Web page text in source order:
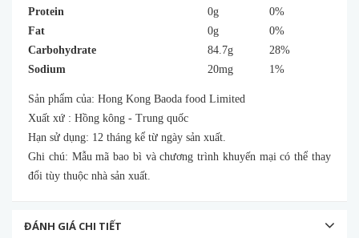
Protein
0g
0%
Fat
0g
0%
Carbohydrate
84.7g
28%
Sodium
20mg 1%
Sản phẩm của: Hong Kong Baoda food Limited
Xuất xứ : Hồng kông - Trung quốc
Hạn sử dụng: 12 tháng kể từ ngày sản xuất.
Ghi chú: Mẫu mã bao bì và chương trình khuyến mại có thể thay
đổi tùy thuộc nhà sản xuất.
ĐÁNH GIÁ CHI TIẾT